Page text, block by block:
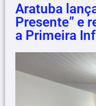
Aratuba
Presente” e
a Primeira